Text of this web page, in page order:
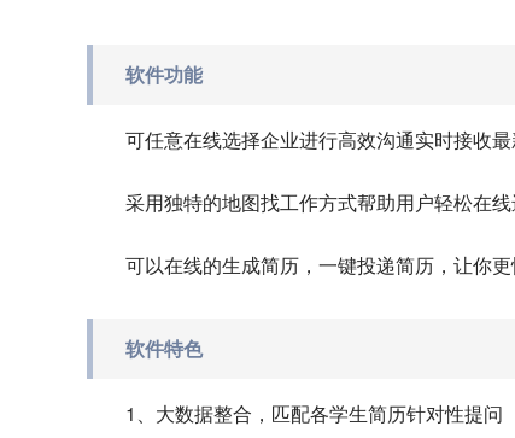
软件功能
可任意在线选择企业进行高效沟通实时接收
采用独特的地图找工作方式帮助用户轻松在
可以在线的生成简历，一键投递简历，让你
软件特色
1、大数据整合，匹配各学生简历针对性提问